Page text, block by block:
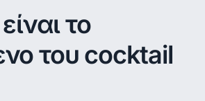
το
του cocktail